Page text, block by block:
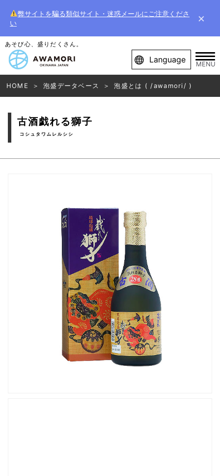
弊サイトを騙る類似サイト・迷惑メールにご注意くださ
い
×
あそび心、盛りだくさん。
Language MENU
HOME 泡盛データベース 泡盛とは ( /awamori/ )
古酒戯れる獅子
コシュタワムレルシシ